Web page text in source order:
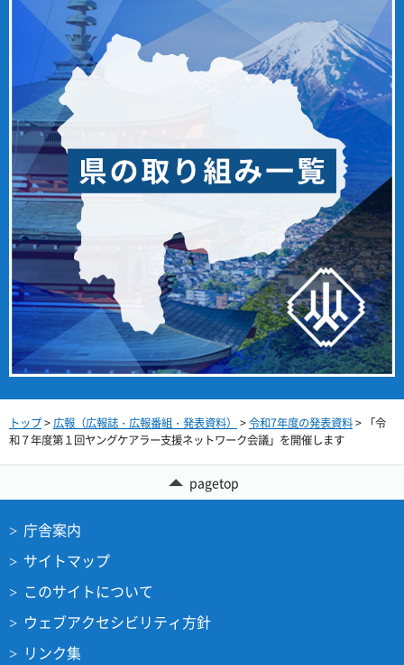
トップ>広報（広報誌・広報番組・発表資料） >令和7年度の発表資料> 「令
和７年度第１回ヤングケアラー支援ネットワーク会議」を開催します
pagetop
庁舎案内
サイトマップ
このサイトについて
ウェブアクセシビリティ方針
リンク集